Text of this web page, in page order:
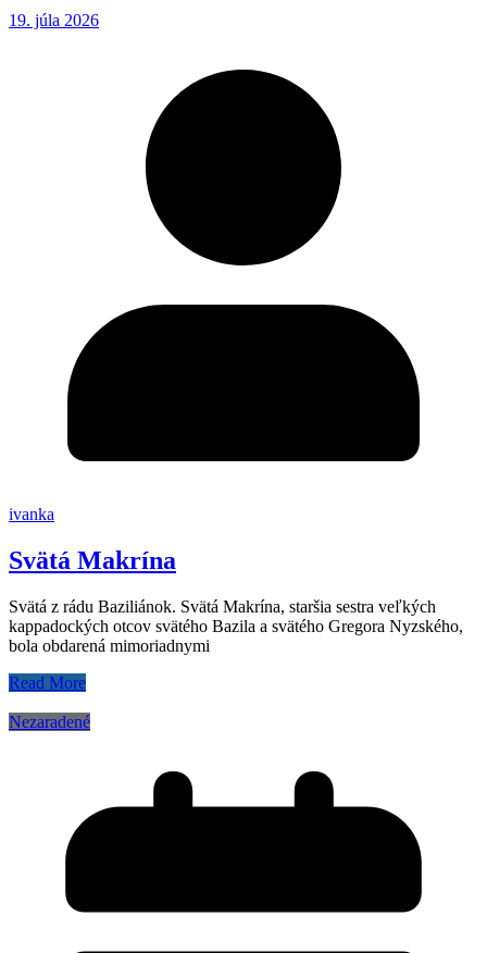
19. júla 2026
ivanka
Svätá Makrína
Svätá z rádu Baziliánok. Svätá Makrína, staršia sestra veľkých
kappadockých otcov svätého Bazila a svätého Gregora Nyzského,
bola obdarená mimoriadnymi
Read More
Nezaradené